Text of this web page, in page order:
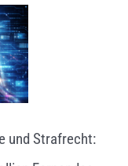
und Strafrecht: